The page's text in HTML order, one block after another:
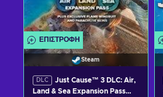
ΕΠΙΣΤΡΟΦΉ
Steam
DLC
Just Cause™ 3 DLC: Air,
Land & Sea Expansion Pass